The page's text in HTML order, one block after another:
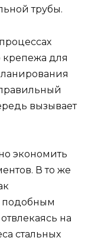
трубы.
крепежа для
вызывает
экономить
В то же
подобным
на
стальных